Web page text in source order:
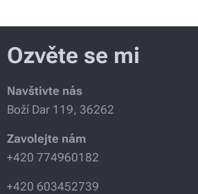
Ozvěte se mi
Navštivte nás
Boží Dar 119, 36262
Zavolejte nám
+420 774960182
+420 603452739